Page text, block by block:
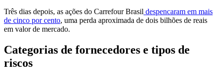
Três dias depois, as ações do Carrefour Brasil despencaram em mais
de cinco por cento, uma perda aproximada de dois bilhões de reais
em valor de mercado.
Categorias de fornecedores e tipos de
riscos